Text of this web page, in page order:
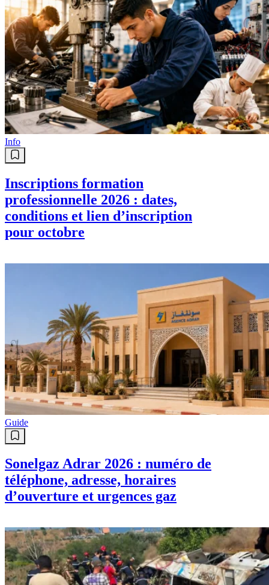
Info
Inscriptions formation
professionnelle 2026 : dates,
conditions et lien d’inscription
pour octobre
Guide
Sonelgaz Adrar 2026 : numéro de
téléphone, adresse, horaires
d’ouverture et urgences gaz